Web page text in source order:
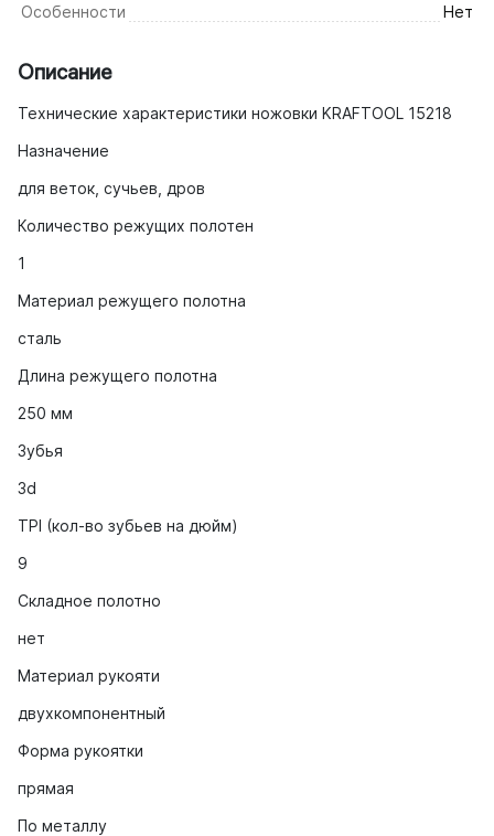
Особенности
Нет
Описание
Технические характеристики ножовки KRAFTOOL 15218
Назначение
для веток, сучьев, дров
Количество режущих полотен
1
Материал режущего полотна
сталь
Длина режущего полотна
250 мм
Зубья
3d
TPI (кол-во зубьев на дюйм)
9
Складное полотно
нет
Материал рукояти
двухкомпонентный
Форма рукоятки
прямая
По металлу